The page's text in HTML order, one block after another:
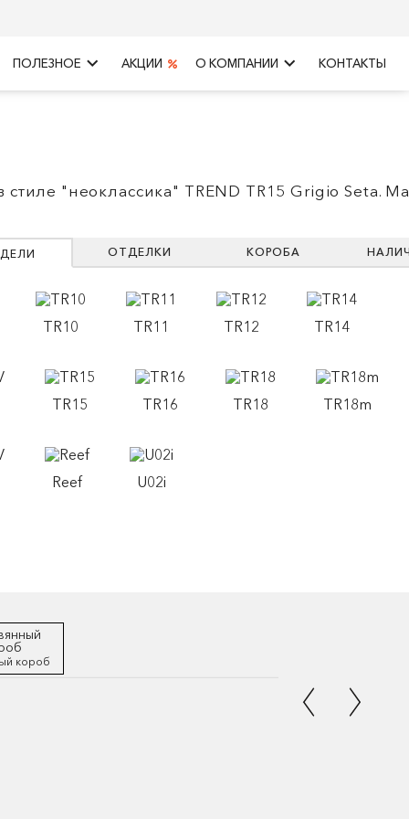
ПОЛЕЗНОЕ keyboard_arrow_right АКЦИИ О КОМПАНИИ keyboard_arrow_right КОНТАКТЫ
стиле "неоклассика" TREND TR15 Grigio Seta.
ОТДЕЛКИ КОРОБА
TR10 TR11 TR12 TR14
TR15 TR16 TR18 TR18m
Reef U02i
короб